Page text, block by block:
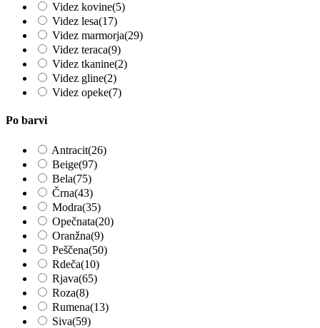
Videz kovine(5)
Videz lesa(17)
Videz marmorja(29)
Videz teraca(9)
Videz tkanine(2)
Videz gline(2)
Videz opeke(7)
Po barvi
Antracit(26)
Beige(97)
Bela(75)
Črna(43)
Modra(35)
Opečnata(20)
Oranžna(9)
Peščena(50)
Rdeča(10)
Rjava(65)
Roza(8)
Rumena(13)
Siva(59)